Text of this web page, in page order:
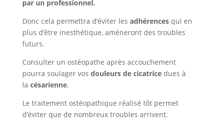
par un professionnel.
Donc cela permettra d’éviter les adhérences qui en
plus d’être inesthétique, amèneront des troubles
futurs.
Consulter un ostéopathe après accouchement
pourra soulager vos douleurs de cicatrice dues à
la césarienne.
Le traitement ostéopathique réalisé tôt permet
d’éviter que de nombreux troubles arrivent.